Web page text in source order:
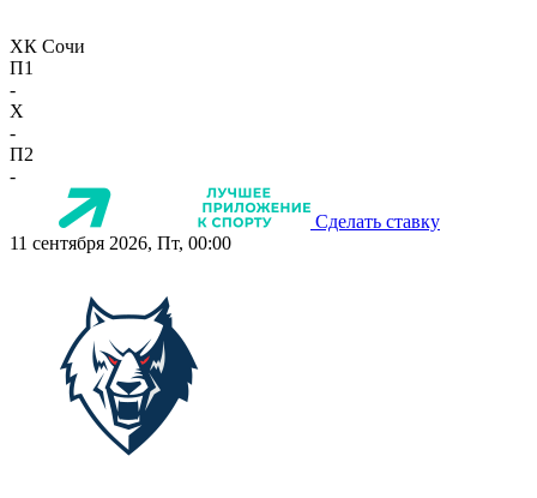
ХК Сочи
П1
-
X
-
П2
-
Сделать ставку
11 сентября 2026, Пт, 00:00